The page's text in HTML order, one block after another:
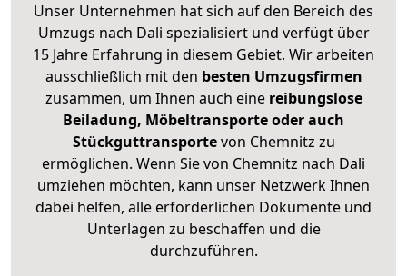
Unser Unternehmen hat sich auf den Bereich des
Umzugs nach Dali spezialisiert und verfügt über
15 Jahre Erfahrung in diesem Gebiet. Wir arbeiten
ausschließlich mit den besten Umzugsfirmen
zusammen, um Ihnen auch eine reibungslose
Beiladung, Möbeltransporte oder auch
Stückguttransportevon Chemnitz zu
ermöglichen. Wenn Sie von Chemnitz nach Dali
umziehen möchten, kann unser Netzwerk Ihnen
dabei helfen, alle erforderlichen Dokumente und
Unterlagen zu beschaffen und die
durchzuführen.